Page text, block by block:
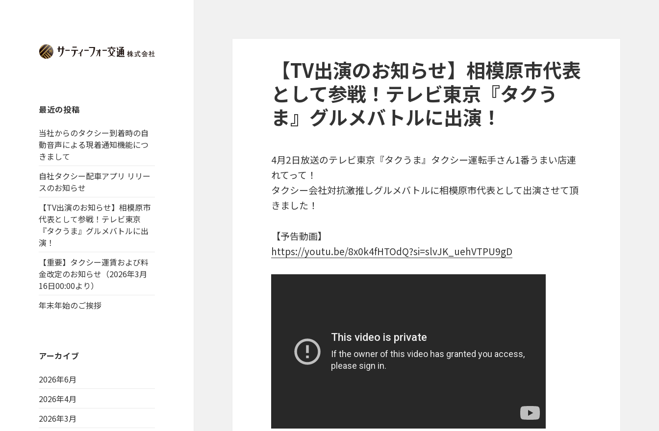
最近の投稿
当社からのタクシー到着時の自
動音声による現着通知機能につ
きまして
自社タクシー配車アプリ リリー
スのお知らせ
【TV出演のお知らせ】相模原市
代表として参戦！テレビ東京
『タクうま』グルメバトルに出
演！
【重要】タクシー運賃および料
金改定のお知らせ（2026年3月
16日00:00より）
年末年始のご挨拶
アーカイブ
2026年6月
2026年4月
2026年3月
【TV出演のお知らせ】相模原市代表
として参戦！テレビ東京『タクう
ま』グルメバトルに出演！
4月2日放送のテレビ東京『タクうま』タクシー運転手さん1番うまい店連
れてって！
タクシー会社対抗激推しグルメバトルに相模原市代表として出演させて頂
きました！
【予告動画】
https://youtu.be/8x0k4fHTOdQ?si=slvJK_uehVTPU9gD